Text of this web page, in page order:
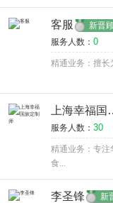
客服 新晋
服务人数： 0
精通业务：擅长
上海
服务人数： 30
精通业务：专注
食...
李圣锋 新